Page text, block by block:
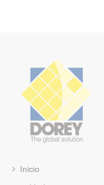
Inicio